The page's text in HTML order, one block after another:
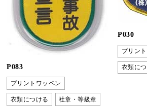
P083
プリントワッペン
衣類につける 社章・等級章
P030
プリン
衣類に